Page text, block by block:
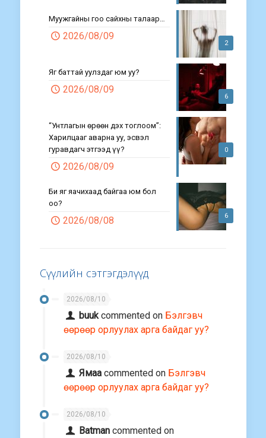
2
Муужгайны гоо сайхны талаар…
2026/08/09
6
Яг баттай уулздаг юм уу?
2026/08/09
0
“Унтлагын өрөөн дэх тоглоом”:
Харилцааг аварна уу, эсвэл
гуравдагч этгээд үү?
2026/08/09
6
Би яг яачихаад байгаа юм бол
оо?
2026/08/08
Сүүлийн сэтгэгдэлүүд
2026/08/10
buuk commented on Бэлгэвч
өөрөөр орлуулах арга байдаг уу?
2026/08/10
Ямаа commented on Бэлгэвч
өөрөөр орлуулах арга байдаг уу?
2026/08/10
Batman commented on